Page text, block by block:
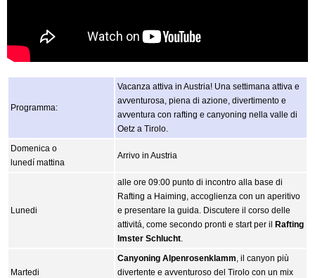
Programma:
Vacanza attiva in Austria! Una settimana attiva e
avventurosa, piena di azione, divertimento e
avventura con rafting e canyoning nella valle di
Oetz a Tirolo.
Domenica o
lunedí mattina
Arrivo in Austria
Lunedi
alle ore 09:00 punto di incontro alla base di
Rafting a Haiming, accoglienza con un aperitivo
e presentare la guida. Discutere il corso delle
attivitá, come secondo pronti e start per il Rafting
Imster Schlucht
Martedi
Canyoning Alpenrosenklamm , il canyon più
divertente e avventuroso del Tirolo con un mix